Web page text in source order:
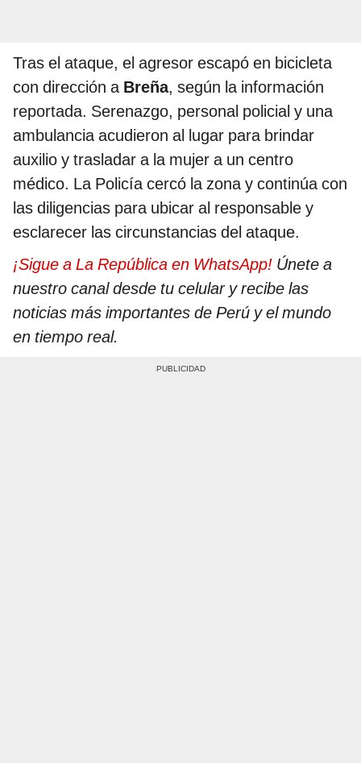
Tras el ataque, el agresor escapó en bicicleta
con dirección a Breña, según la información
reportada. Serenazgo, personal policial y una
ambulancia acudieron al lugar para brindar
auxilio y trasladar a la mujer a un centro
médico. La Policía cercó la zona y continúa con
las diligencias para ubicar al responsable y
esclarecer las circunstancias del ataque.
¡Sigue a La República en WhatsApp! Únete a
nuestro canal desde tu celular y recibe las
noticias más importantes de Perú y el mundo
en tiempo real.